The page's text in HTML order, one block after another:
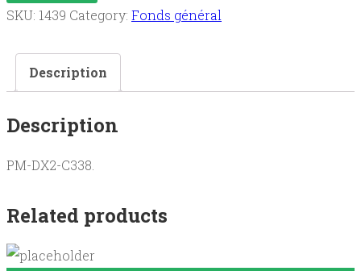
(sujets).
quantity
SKU: 1439 Category: Fonds général
Description
Description
PM-DX2-C338.
Related products